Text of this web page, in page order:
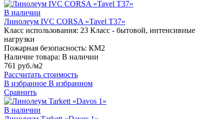
В наличии
Линолеум IVC CORSA «Tavel T37»
Класс использования: 23 Класс - бытовой, интенсивные
нагрузки
Пожарная безопасность: КМ2
Наличие товара: В наличии
761 руб./м2
Рассчитать стоимость
В избранное В избранном
Сравнить
В наличии